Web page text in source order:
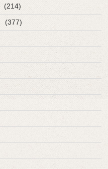
(214)
(377)